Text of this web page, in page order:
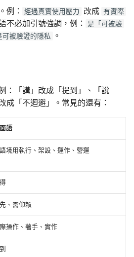
例：
經過真實使用壓力 改成 有實際
不必加引號強調，例：
是「可被驗
可被驗證的隱私 。
：「講」改成「提到」、「說
成「不迴避」。常見的還有：
語
境用執行、架設、運作、營運
、需仰賴
操作、著手、實作